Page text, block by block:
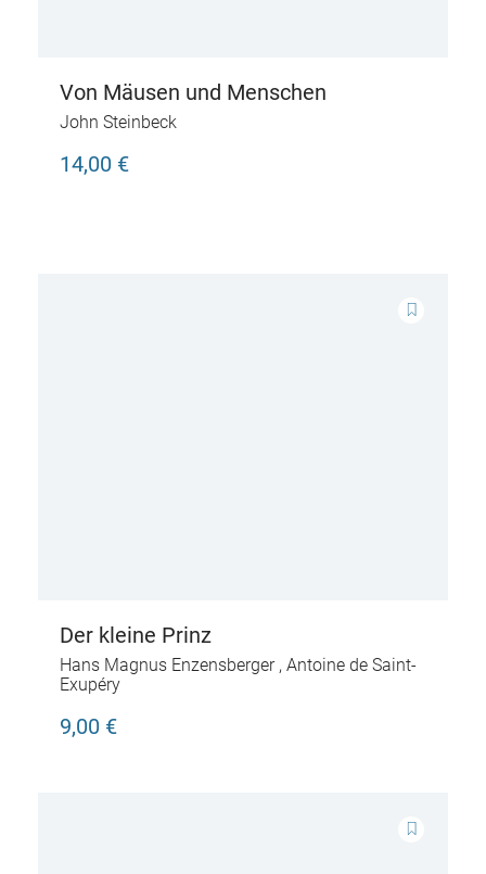
Von Mäusen und Menschen
John Steinbeck
14,00 €
Der kleine Prinz
Hans Magnus Enzensberger, Antoine de Saint-
Exupéry
9,00 €